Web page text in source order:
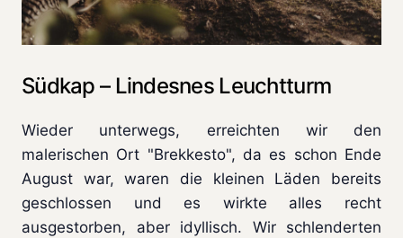
Südkap – Lindesnes Leuchtturm
Wieder unterwegs, erreichten wir den
malerischen Ort "Brekkesto", da es schon Ende
August war, waren die kleinen Läden bereits
geschlossen und es wirkte alles recht
ausgestorben, aber idyllisch. Wir schlenderten